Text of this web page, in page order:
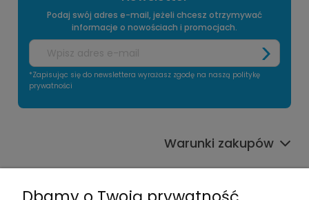
Podaj swój adres e-mail, jeżeli chcesz otrzymywać
informacje o nowościach i promocjach.
*Zapisując się do newslettera wyrażasz zgodę na naszą politykę
prywatności
Warunki zakupów
Informacje o sklepie